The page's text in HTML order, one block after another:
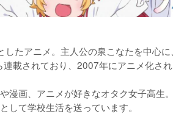
したアニメ。主人公の泉こなたを中心
載されており、2007年にアニメ化され
漫画、アニメが好きなオタク女子高生
して学校生活を送っています。